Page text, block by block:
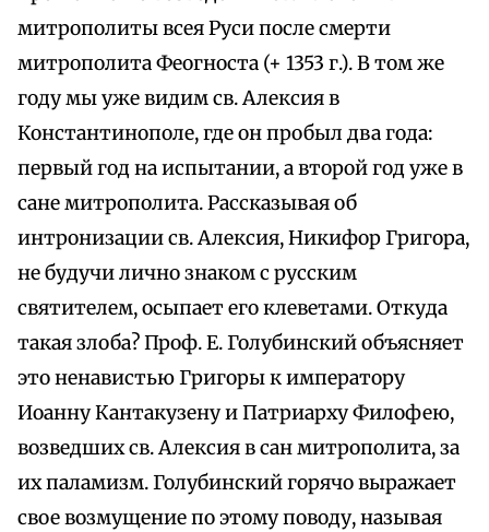
митрополиты всея Руси после смерти
митрополита Феогноста (+ 1353 г.). В том же
году мы уже видим св. Алексия в
Константинополе, где он пробыл два года:
первый год на испытании, а второй год уже в
сане митрополита. Рассказывая об
интронизации св. Алексия, Никифор Григора,
не будучи лично знаком с русским
святителем, осыпает его клеветами. Откуда
такая злоба? Проф. Е. Голубинский объясняет
это ненавистью Григоры к императору
Иоанну Кантакузену и Патриарху Филофею,
возведших св. Алексия в сан митрополита, за
их паламизм. Голубинский горячо выражает
свое возмущение по этому поводу, называя